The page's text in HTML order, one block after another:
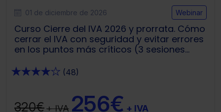
seleccionar solo aquellas que quieras permitir en tu
navegador. Si no seleccionas ninguna utilizaremos las
que sean indispensables para la navegación.
Saber más acerca de las cookies
01 de diciembre de 2026 Webinar
Curso Cierre del IVA 2026 y prorrata. Cómo
cerrar el IVA con seguridad y evitar errores
en los puntos más críticos (3 sesiones
★★★★★ (48)
320€+ IVA 256€ + IVA